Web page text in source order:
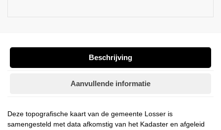
Beschrijving
Aanvullende informatie
Deze topografische kaart van de gemeente Losser is
samengesteld met data afkomstig van het Kadaster en afgeleid